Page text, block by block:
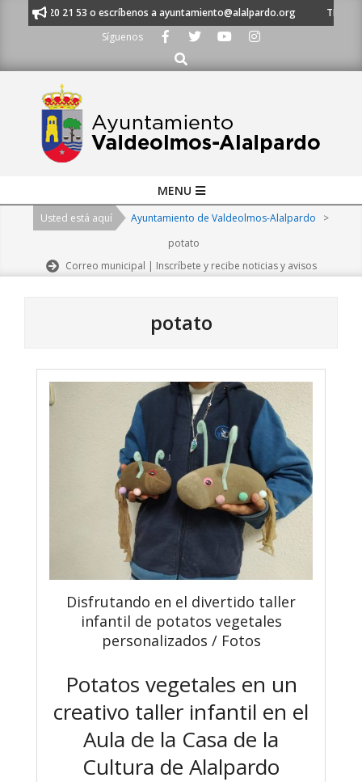
al 91 620 21 53 o escríbenos a ayuntamiento@alalpardo.org
TE
Síguenos
Buscar
Navigation
MENU
Usted está aquí Ayuntamiento de Valdeolmos-Alalpardo
>
potato
Correo municipal | Inscríbete y recibe noticias y avisos
potato
Disfrutando en el divertido taller
infantil de potatos vegetales
personalizados / Fotos
Potatos vegetales en un
creativo taller infantil en el
Aula de la Casa de la
Cultura de Alalpardo